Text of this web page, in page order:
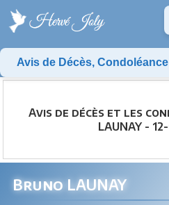
Avis de Décès, Condoléance
Avis de décès et les
LAUNAY -
Bruno LAUNAY